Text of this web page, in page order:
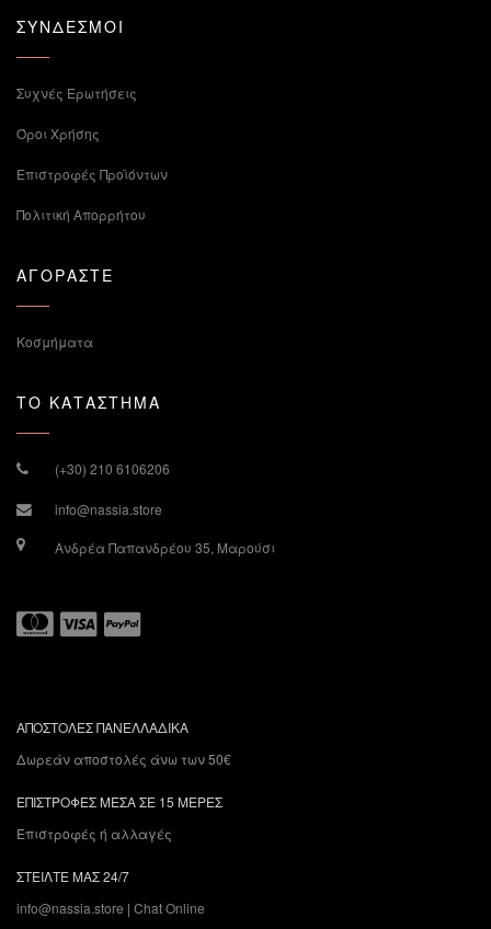
ΣΥΝΔΕΣΜΟΙ
Συχνές Ερωτήσεις
Όροι Χρήσης
Επιστροφές Προϊόντων
Πολιτική Απορρήτου
ΑΓΟΡΑΣΤΕ
Κοσμήματα
ΤΟ ΚΑΤΑΣΤΗΜΑ
(+30) 210 6106206
info@nassia.store
Ανδρέα Παπανδρέου 35, Μαρούσι
ΑΠΟΣΤΟΛΕΣ ΠΑΝΕΛΛΑΔΙΚΑ
Δωρεάν αποστολές άνω των 50€
ΕΠΙΣΤΡΟΦΕΣ ΜΕΣΑ ΣΕ 15 ΜΕΡΕΣ
Επιστροφές ή αλλαγές
ΣΤΕΙΛΤΕ ΜΑΣ 24/7
info@nassia.store | Chat Online